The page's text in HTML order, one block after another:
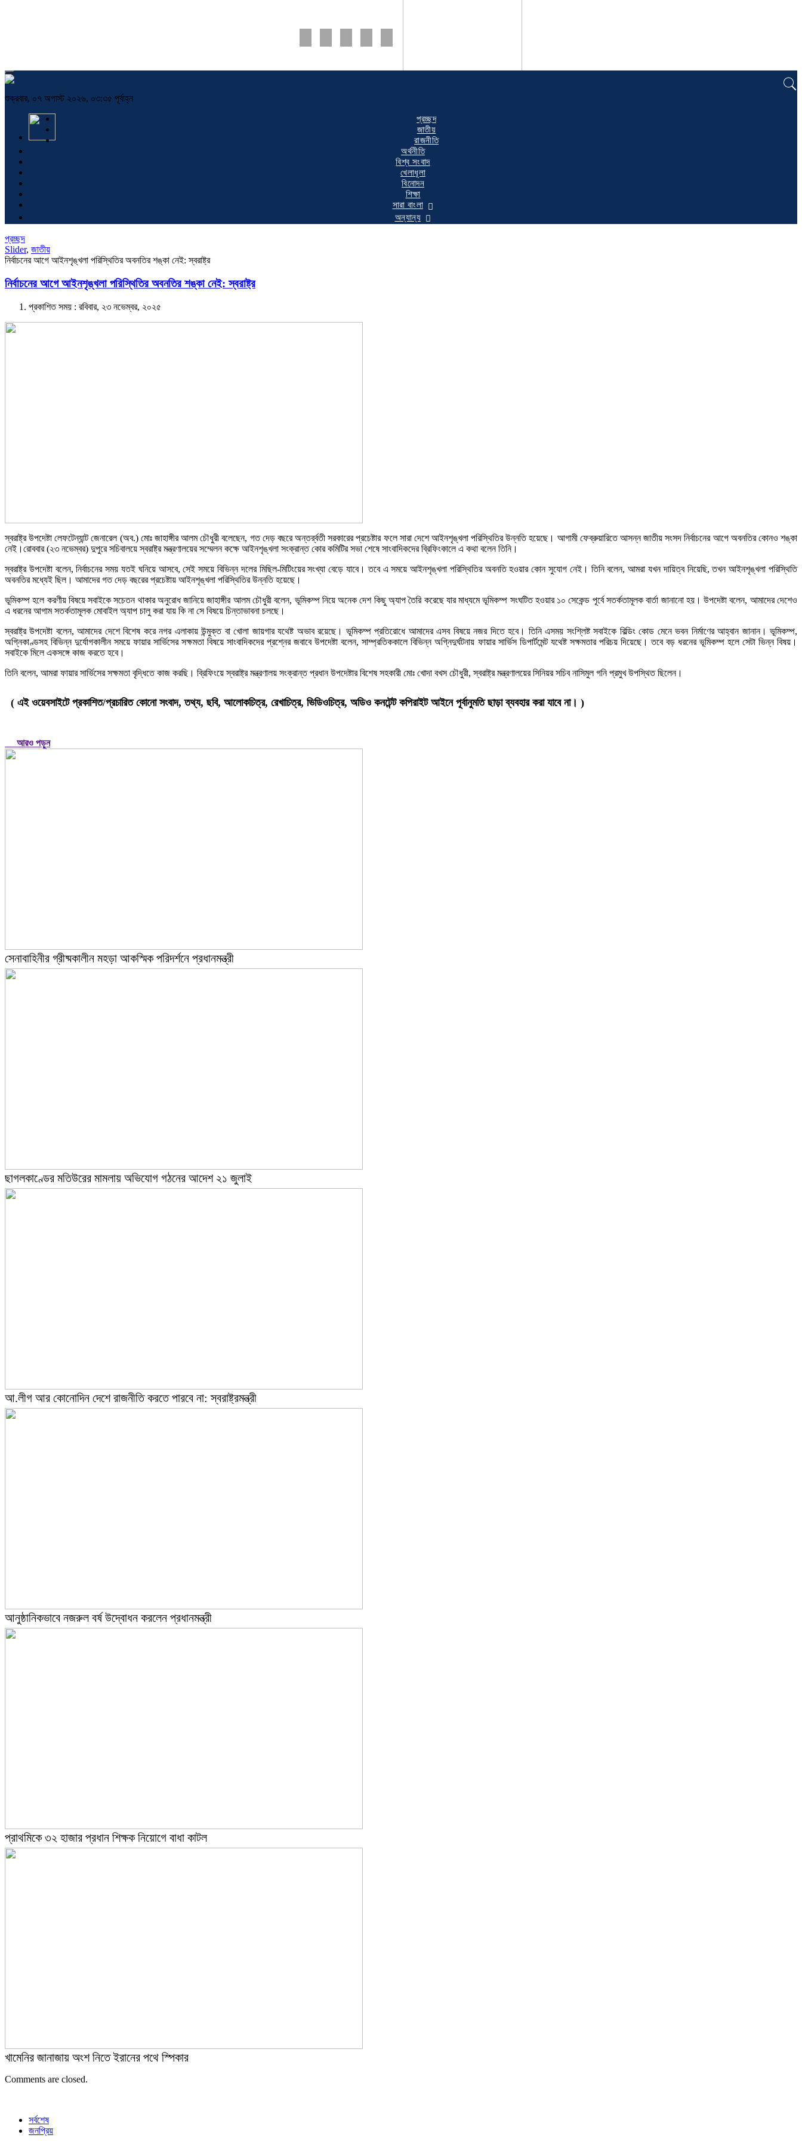
শুক্রবার, ০৭ অগাস্ট ২০২৬, ০৩:৩৫ পূর্বাহ্ন
প্রচ্ছদ
জাতীয়
রাজনীতি
অর্থনীতি
বিশ্ব সংবাদ
খেলাধূলা
বিনোদন
শিক্ষা
সারা বাংলা
অন্যান্য
প্রচ্ছদ
Slider, জাতীয়
নির্বাচনের আগে আইনশৃঙ্খলা পরিস্থিতির অবনতির শঙ্কা নেই: স্বরাষ্ট্র
নির্বাচনের আগে আইনশৃঙ্খলা পরিস্থিতির অবনতির শঙ্কা নেই: স্বরাষ্ট্র
প্রকাশিত সময় : রবিবার, ২৩ নভেম্বর, ২০২৫
স্বরাষ্ট্র উপদেষ্টা লেফটেন্যান্ট জেনারেল (অব.) মোঃ জাহাঙ্গীর আলম চৌধুরী বলেছেন, গত দেড় বছরে অন্তর্র্বতী সরকারের প্রচেষ্টার ফলে সারা দেশে আইনশৃঙ্খলা পরিস্থিতির উন্নতি হয়েছে। আগামী ফেব্রুয়ারিতে আসন্ন জাতীয় সংসদ নির্বাচনের আগে অবনতির কোনও শঙ্কা
নেই।রোববার (২৩ নভেম্বর) দুপুরে সচিবালয়ে স্বরাষ্ট্র মন্ত্রণালয়ের সম্মেলন কক্ষে আইনশৃঙ্খলা সংক্রান্ত কোর কমিটির সভা শেষে সাংবাদিকদের ব্রিফিংকালে এ কথা বলেন তিনি।
স্বরাষ্ট্র উপদেষ্টা বলেন, নির্বাচনের সময় যতই ঘনিয়ে আসবে, সেই সময়ে বিভিন্ন দলের মিছিল-মিটিংয়ের সংখ্যা বেড়ে যাবে। তবে এ সময়ে আইনশৃঙ্খলা পরিস্থিতির অবনতি হওয়ার কোন সুযোগ নেই। তিনি বলেন, আমরা যখন দায়িত্ব নিয়েছি, তখন আইনশৃঙ্খলা পরিস্থিতি
অবনতির মধ্যেই ছিল। আমাদের গত দেড় বছরের প্রচেষ্টায় আইনশৃঙ্খলা পরিস্থিতির উন্নতি হয়েছে।
ভূমিকম্প হলে করণীয় বিষয়ে সবাইকে সচেতন থাকার অনুরোধ জানিয়ে জাহাঙ্গীর আলম চৌধুরী বলেন, ভূমিকম্প নিয়ে অনেক দেশ কিছু অ্যাপ তৈরি করেছে যার মাধ্যমে ভূমিকম্প সংঘটিত হওয়ার ১০ সেকেন্ড পূর্বে সতর্কতামূলক বার্তা জানানো হয়। উপদেষ্টা বলেন, আমাদের দেশেও
এ ধরনের আগাম সতর্কতামূলক মোবাইল অ্যাপ চালু করা যায় কি না সে বিষয়ে চিন্তাভাবনা চলছে।
স্বরাষ্ট্র উপদেষ্টা বলেন, আমাদের দেশে বিশেষ করে নগর এলাকায় উন্মুক্ত বা খোলা জায়গার যথেষ্ট অভাব রয়েছে। ভূমিকম্প প্রতিরোধে আমাদের এসব বিষয়ে নজর দিতে হবে। তিনি এসময় সংশ্লিষ্ট সবাইকে বিল্ডিং কোড মেনে ভবন নির্মাণের আহ্বান জানান। ভূমিকম্প,
অগ্নিকাণ্ডসহ বিভিন্ন দুর্যোগকালীন সময়ে ফায়ার সার্ভিসের সক্ষমতা বিষয়ে সাংবাদিকদের প্রশ্নের জবাবে উপদেষ্টা বলেন, সাম্প্রতিককালে বিভিন্ন অগ্নিদুর্ঘটনায় ফায়ার সার্ভিস ডিপার্টমেন্ট যথেষ্ট সক্ষমতার পরিচয় দিয়েছে। তবে বড় ধরনের ভূমিকম্প হলে সেটা ভিন্ন বিষয়।
সবাইকে মিলে একসঙ্গে কাজ করতে হবে।
তিনি বলেন, আমরা ফায়ার সার্ভিসের সক্ষমতা বৃদ্ধিতে কাজ করছি। ব্রিফিংয়ে স্বরাষ্ট্র মন্ত্রণালয় সংক্রান্ত প্রধান উপদেষ্টার বিশেষ সহকারী মোঃ খোদা বখস চৌধুরী, স্বরাষ্ট্র মন্ত্রণালয়ের সিনিয়র সচিব নাসিমুল গনি প্রমুখ উপস্থিত ছিলেন।
( এই ওয়েবসাইটে প্রকাশিত/প্রচারিত কোনো সংবাদ, তথ্য, ছবি, আলোকচিত্র, রেখাচিত্র, ভিডিওচিত্র, অডিও কনটেন্ট কপিরাইট আইনে পূর্বানুমতি ছাড়া ব্যবহার করা যাবে না। )
আরও পড়ুন
সেনাবাহিনীর গ্রীষ্মকালীন মহড়া আকস্মিক পরিদর্শনে প্রধানমন্ত্রী
ছাগলকাণ্ডের মতিউরের মামলায় অভিযোগ গঠনের আদেশ ২১ জুলাই
আ.লীগ আর কোনোদিন দেশে রাজনীতি করতে পারবে না: স্বরাষ্ট্রমন্ত্রী
আনুষ্ঠানিকভাবে নজরুল বর্ষ উদ্বোধন করলেন প্রধানমন্ত্রী
প্রাথমিকে ৩২ হাজার প্রধান শিক্ষক নিয়োগে বাধা কাটল
খামেনির জানাজায় অংশ নিতে ইরানের পথে স্পিকার
Comments are closed.
সর্বশেষ
জনপ্রিয়